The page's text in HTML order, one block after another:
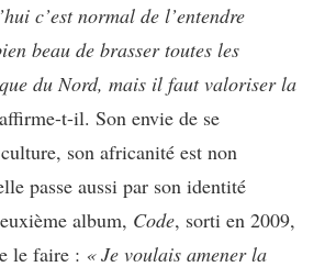
c’est normal de l’entendre
beau de brasser toutes les
du Nord, mais il faut valoriser la
t-il. Son envie de se
son africanité est non
passe aussi par son identité
album, Code, sorti en 2009,
le faire : « Je voulais amener la